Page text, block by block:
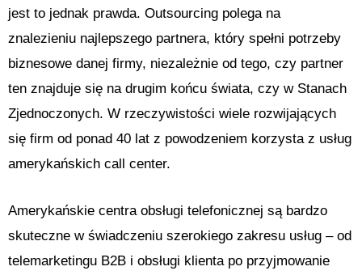
jest to jednak prawda. Outsourcing polega na
znalezieniu najlepszego partnera, który spełni potrzeby
biznesowe danej firmy, niezależnie od tego, czy partner
ten znajduje się na drugim końcu świata, czy w Stanach
Zjednoczonych. W rzeczywistości wiele rozwijających
się firm od ponad 40 lat z powodzeniem korzysta z usług
amerykańskich call center.
Amerykańskie centra obsługi telefonicznej są bardzo
skuteczne w świadczeniu szerokiego zakresu usług – od
telemarketingu B2B i obsługi klienta po przyjmowanie